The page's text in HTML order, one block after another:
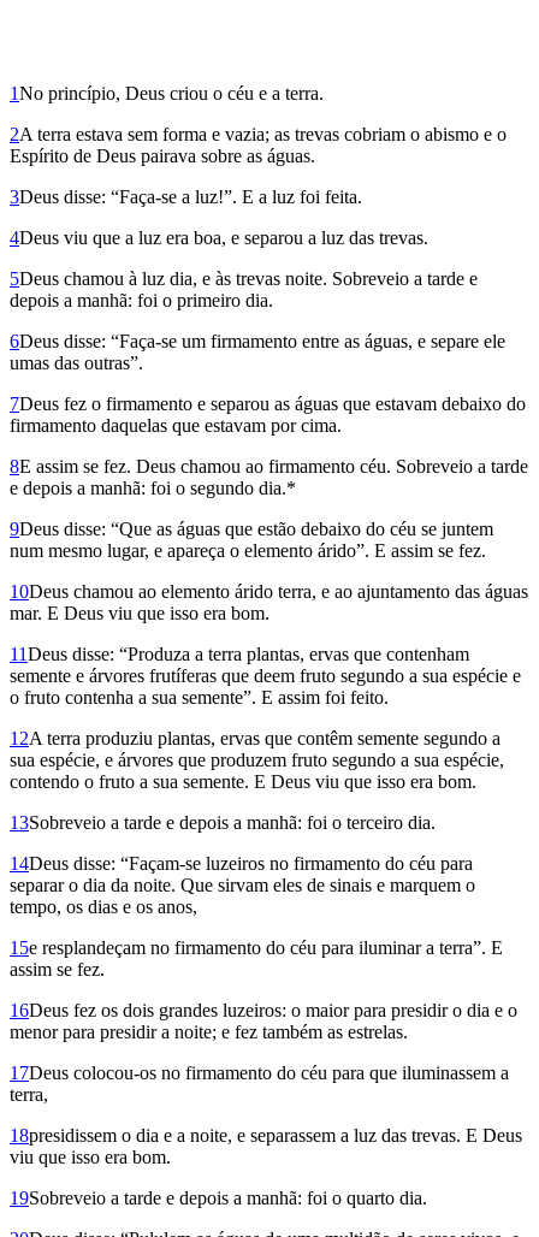
1No princípio, Deus criou o céu e a terra.
2A terra estava sem forma e vazia; as trevas cobriam­ o abismo e o
Espírito de Deus pairava sobre as águas.
3Deus disse: “Faça-se a luz!”. E a luz foi feita.
4Deus viu que a luz era boa, e separou a luz das trevas.
5Deus chamou à luz dia, e às trevas noite. Sobreveio a tarde e
depois a manhã: foi o primeiro dia.
6Deus disse: “Faça-se um firmamento entre as águas, e separe ele
umas das ou­tras”.
7Deus fez o firmamento e separou as águas que estavam debaixo do
firmamento daquelas que estavam por cima.
8E assim se fez. Deus chamou ao firmamento céu. Sobreveio a tarde
e depois a manhã: foi o segundo dia.*
9Deus disse: “Que as águas que estão debaixo do céu se juntem
num mesmo lugar, e apareça o elemento árido”. E assim se fez.
10Deus chamou ao elemento árido terra, e ao ajuntamento das águas
mar. E Deus viu que isso era bom.
11Deus disse: “Produza a terra plan­­tas, ervas que contenham
semente e á­r­vores frutíferas que deem fruto segundo a sua espécie e
o fruto contenha a sua semente”. E assim foi feito.
12A terra pro­duziu plantas, ervas que contêm semente segundo a
sua espécie, e árvores que produzem fruto segundo a sua espécie,
contendo o fruto a sua semente. E Deus viu que isso era bom.
13Sobreveio a tarde e depois a manhã: foi o terceiro dia.
14Deus disse: “Façam-se luzeiros no firmamento do céu para
separar o dia da noite. Que sirvam eles de sinais e marquem o
tempo, os dias e os anos,
15e resplande­çam no firmamento do céu para iluminar a terra”. E
assim se fez.
16Deus fez os dois grandes luzeiros: o maior para presidir o dia e o
menor para presidir a noite; e fez também as estrelas.
17Deus colocou-os no firmamento do céu para que iluminassem a
terra,
18presidissem o dia e a noite, e separassem a luz das trevas. E Deus
viu que isso era bom.
19Sobreveio a tarde e depois a manhã: foi o quarto dia.